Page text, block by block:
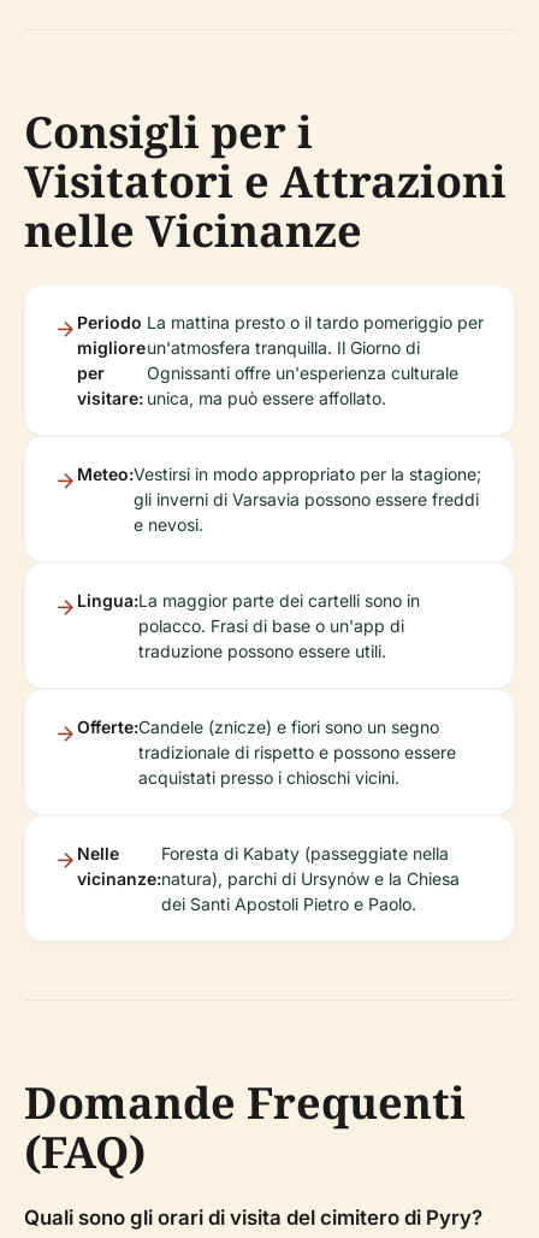
Consigli per i
Visitatori e Attrazioni
nelle Vicinanze
Periodo
migliore
per
visitare:
La mattina presto o il tardo pomeriggio per
un'atmosfera tranquilla. Il Giorno di
Ognissanti offre un'esperienza culturale
unica, ma può essere affollato.
Meteo:Vestirsi in modo appropriato per la stagione;
gli inverni di Varsavia possono essere freddi
e nevosi.
Lingua:La maggior parte dei cartelli sono in
polacco. Frasi di base o un'app di
traduzione possono essere utili.
Offerte:Candele (znicze) e fiori sono un segno
tradizionale di rispetto e possono essere
acquistati presso i chioschi vicini.
Nelle
vicinanze:
Foresta di Kabaty (passeggiate nella
natura), parchi di Ursynów e la Chiesa
dei Santi Apostoli Pietro e Paolo.
Domande Frequenti
(FAQ)
Quali sono gli orari di visita del cimitero di Pyry?